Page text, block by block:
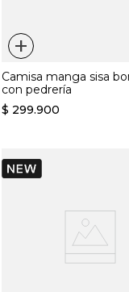
+
Camisa manga sisa
con pedrería
$ 299.900